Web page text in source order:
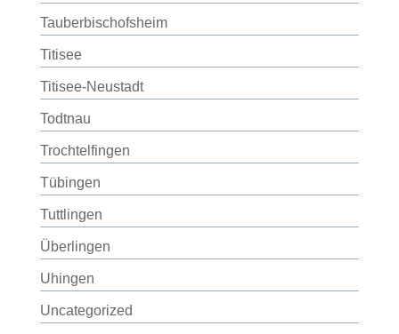
Tauberbischofsheim
Titisee
Titisee-Neustadt
Todtnau
Trochtelfingen
Tübingen
Tuttlingen
Überlingen
Uhingen
Uncategorized